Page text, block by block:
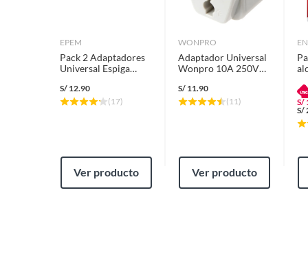
EPEM
Pack 2 Adaptadores
Universal Espiga
S/ 12.90
( 17)
Ver producto
WONPRO
Adaptador Universal
Wonpro 10A 250V
S/ 11.90
( 11)
Ver producto
S/
S/